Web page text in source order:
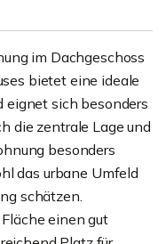
im Dachgeschoss
bietet eine ideale
eignet sich besonders
die zentrale Lage und
besonders
das urbane Umfeld
schätzen.
einen gut